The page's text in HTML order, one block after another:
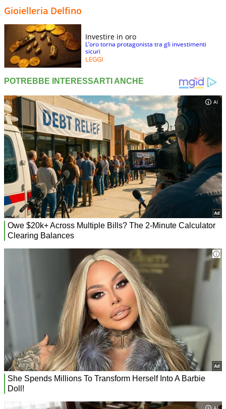
Gioielleria Delfino
Investire in oro
L’oro torna protagonista tra gli investimenti
sicuri
LEGGI